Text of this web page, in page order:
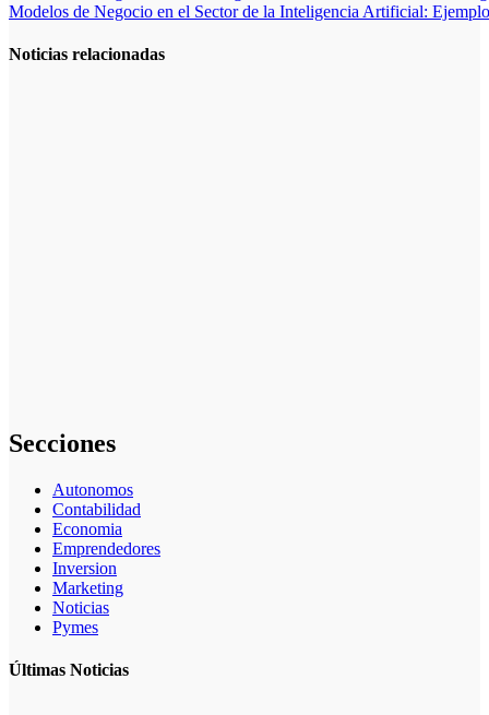
de
entradas
Modelos de Negocio en el Sector de la Inteligencia Artificial:
Noticias relacionadas
Secciones
Autonomos
Contabilidad
Economia
Emprendedores
Inversion
Marketing
Noticias
Pymes
Últimas Noticias